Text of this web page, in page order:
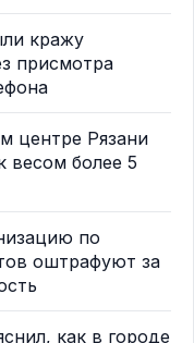
кражу
присмотра
центре Рязани
весом более 5
по
оштрафуют за
как в городе